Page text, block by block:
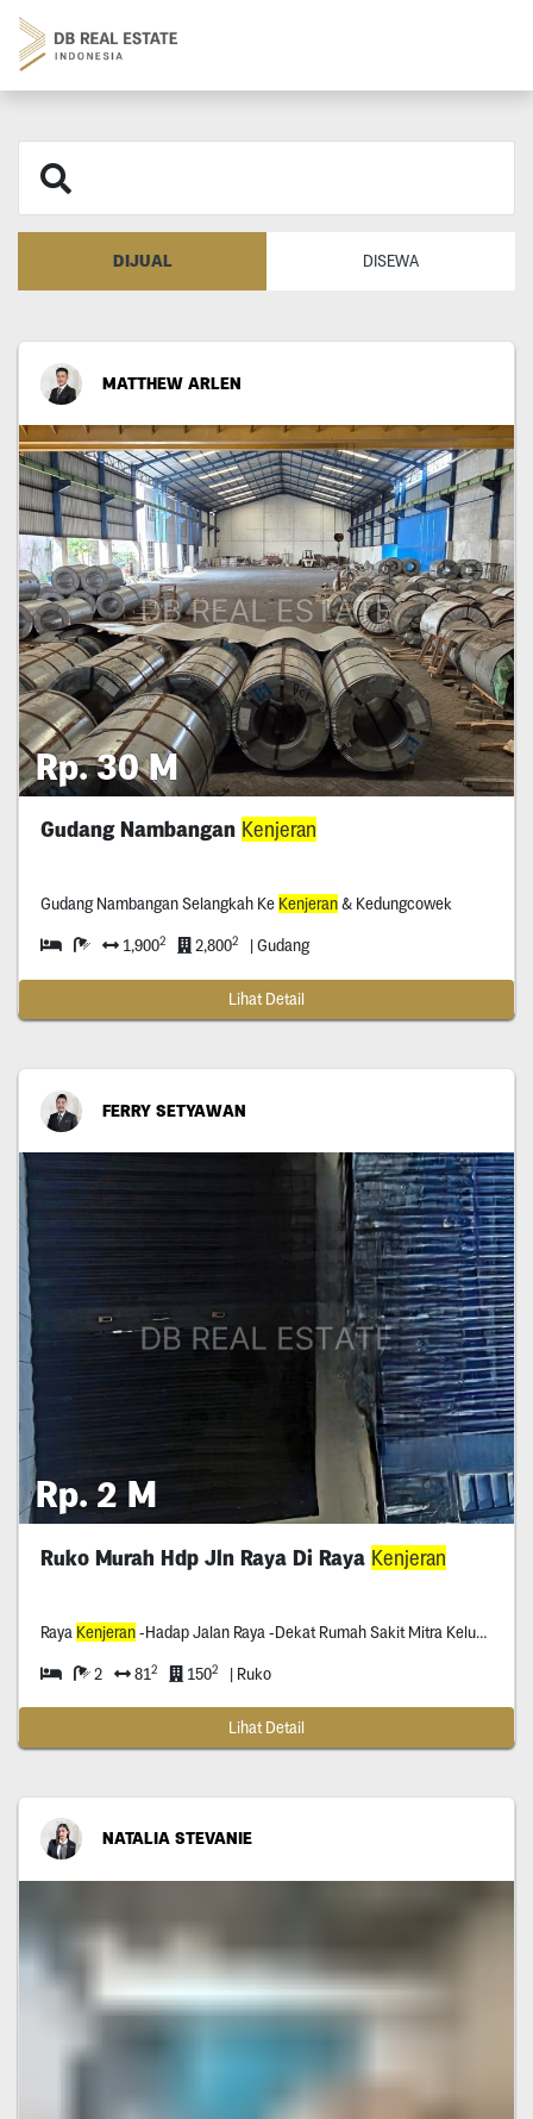
DIJUAL DISEWA
MATTHEW ARLEN
Rp. 30 M
Gudang Nambangan Kenjeran
Gudang Nambangan Selangkah Ke Kenjeran& Kedungcowek
1,9002 2,8002 | Gudang
Lihat Detail
FERRY SETYAWAN
Rp. 2 M
Ruko Murah Hdp Jln Raya Di Raya Kenjeran
Raya Kenjeran-Hadap Jalan Raya -Dekat Rumah Sakit Mitra Keluarga
2 812 1502 | Ruko
Lihat Detail
NATALIA STEVANIE